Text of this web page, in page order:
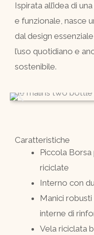
Ispirata all’idea di
e funzionale, nasce
dal design
l’uso quotidiano e
sostenibile.
Caratteristiche
Piccola
riciclate
Interno con
Manici
interne di
Vela riciclata